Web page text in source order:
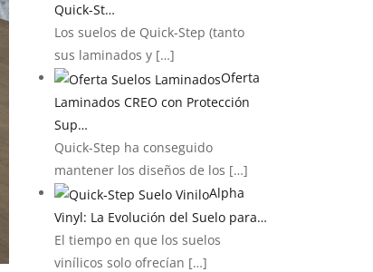
Quick-St…
Los suelos de Quick-Step (tanto
sus laminados y […]
Oferta
Laminados CREO con Protección
Sup…
Quick-Step ha conseguido
mantener los diseños de los […]
Alpha
Vinyl: La Evolución del Suelo para…
El tiempo en que los suelos
vinílicos solo ofrecían […]